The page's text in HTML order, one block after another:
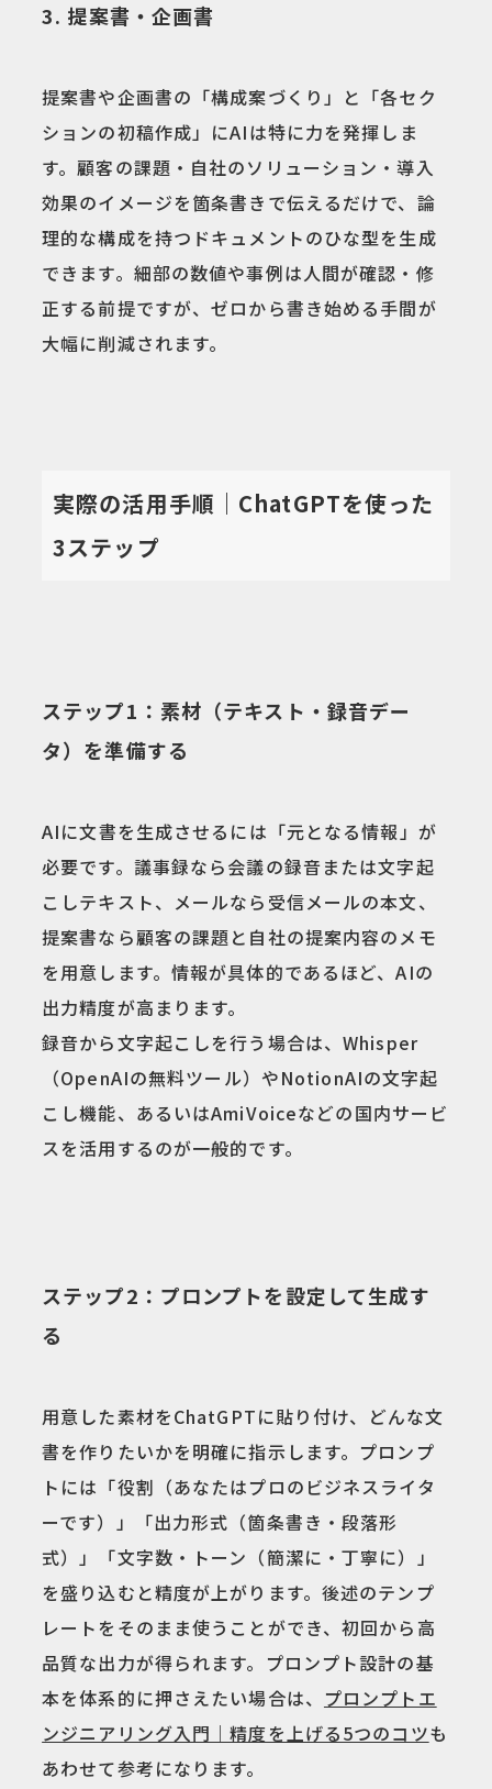
3. 提案書・企画書
提案書や企画書の「構成案づくり」と「各セク
ションの初稿作成」にAIは特に力を発揮しま
す。顧客の課題・自社のソリューション・導入
効果のイメージを箇条書きで伝えるだけで、論
理的な構成を持つドキュメントのひな型を生成
できます。細部の数値や事例は人間が確認・修
正する前提ですが、ゼロから書き始める手間が
大幅に削減されます。
実際の活用手順｜ChatGPTを使った
3ステップ
ステップ1：素材（テキスト・録音デー
タ）を準備する
AIに文書を生成させるには「元となる情報」が
必要です。議事録なら会議の録音または文字起
こしテキスト、メールなら受信メールの本文、
提案書なら顧客の課題と自社の提案内容のメモ
を用意します。情報が具体的であるほど、AIの
出力精度が高まります。
録音から文字起こしを行う場合は、Whisper
（OpenAIの無料ツール）やNotionAIの文字起
こし機能、あるいはAmiVoiceなどの国内サービ
スを活用するのが一般的です。
ステップ2：プロンプトを設定して生成す
る
用意した素材をChatGPTに貼り付け、どんな文
書を作りたいかを明確に指示します。プロンプ
トには「役割（あなたはプロのビジネスライタ
ーです）」「出力形式（箇条書き・段落形
式）」「文字数・トーン（簡潔に・丁寧に）」
を盛り込むと精度が上がります。後述のテンプ
レートをそのまま使うことができ、初回から高
品質な出力が得られます。プロンプト設計の基
本を体系的に押さえたい場合は、 プロンプトエ
ンジニアリング入門｜精度を上げる5つのコツも
あわせて参考になります。